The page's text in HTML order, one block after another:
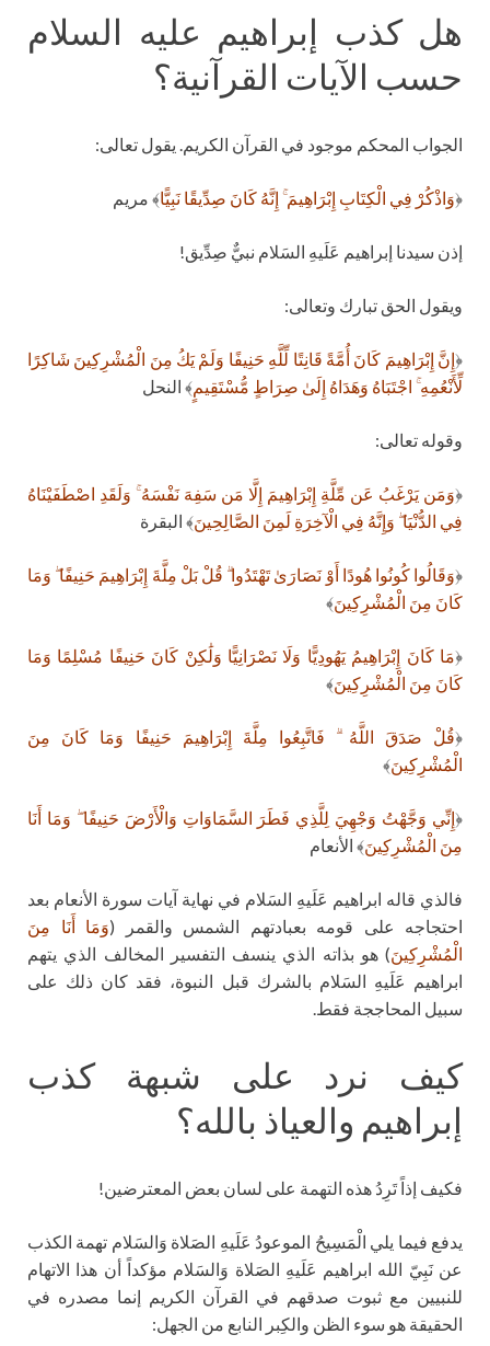
هل كذب إبراهيم عليه السلام
حسب الآيات القرآنية؟
الجواب المحكم موجود في القرآن الكريم. يقول تعالى:
﴿وَاذْكُرْ فِي الْكِتَابِ إِبْرَاهِيمَ ۚ إِنَّهُ كَانَ صِدِّيقًا نَبِيًّا﴾ مريم
إذن سيدنا إبراهيم عَلَيهِ السَلام نبيٌّ صِدِّيق!
ويقول الحق تبارك وتعالى:
﴿إِنَّ إِبْرَاهِيمَ كَانَ أُمَّةً قَانِتًا لِّلَّهِ حَنِيفًا وَلَمْ يَكُ مِنَ الْمُشْرِكِينَ شَاكِرًا
لِّأَنْعُمِهِ ۚ اجْتَبَاهُ وَهَدَاهُ إِلَىٰ صِرَاطٍ مُّسْتَقِيمٍ﴾ النحل
وقوله تعالى:
﴿وَمَن يَرْغَبُ عَن مِّلَّةِ إِبْرَاهِيمَ إِلَّا مَن سَفِهَ نَفْسَهُ ۚ وَلَقَدِ اصْطَفَيْنَاهُ
فِي الدُّنْيَا ۖ وَإِنَّهُ فِي الْآخِرَةِ لَمِنَ الصَّالِحِينَ﴾ البقرة
﴿وَقَالُوا كُونُوا هُودًا أَوْ نَصَارَىٰ تَهْتَدُوا ۗ قُلْ بَلْ مِلَّةَ إِبْرَاهِيمَ حَنِيفًا ۖ وَمَا
كَانَ مِنَ الْمُشْرِكِينَ﴾
﴿مَا كَانَ إِبْرَاهِيمُ يَهُودِيًّا وَلَا نَصْرَانِيًّا وَلَٰكِنْ كَانَ حَنِيفًا مُسْلِمًا وَمَا
كَانَ مِنَ الْمُشْرِكِينَ﴾
﴿قُلْ صَدَقَ اللَّهُ ۗ فَاتَّبِعُوا مِلَّةَ إِبْرَاهِيمَ حَنِيفًا وَمَا كَانَ مِنَ
الْمُشْرِكِينَ﴾
﴿إِنِّي وَجَّهْتُ وَجْهِيَ لِلَّذِي فَطَرَ السَّمَاوَاتِ وَالْأَرْضَ حَنِيفًا ۖ وَمَا أَنَا
مِنَ الْمُشْرِكِينَ﴾ الأنعام
فالذي قاله ابراهيم عَلَيهِ السَلام في نهاية آيات سورة الأنعام بعد
احتجاجه على قومه بعبادتهم الشمس والقمر (وَمَا أَنَا مِنَ
الْمُشْرِكِينَ) هو بذاته الذي ينسف التفسير المخالف الذي يتهم
ابراهيم عَلَيهِ السَلام بالشرك قبل النبوة، فقد كان ذلك على
سبيل المحاججة فقط.
كيف نرد على شبهة كذب
إبراهيم والعياذ بالله؟
فكيف إذاً تَرِدُ هذه التهمة على لسان بعض المعترضين!
يدفع فيما يلي الْمَسِيحُ الموعودُ عَلَيهِ الصَلاة وَالسَلام تهمة الكذب
عن نَبِيّ الله ابراهيم عَلَيهِ الصَلاة وَالسَلام مؤكداً أن هذا الاتهام
للنبيين مع ثبوت صدقهم في القرآن الكريم إنما مصدره في
الحقيقة هو سوء الظن والكِبر النابع من الجهل: